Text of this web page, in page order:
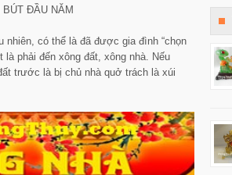
nhiên, có thể là đã được gia đình “chọn
phải đến xông đất, xông nhà. Nếu
trước là bị chủ nhà quở trách là xúi